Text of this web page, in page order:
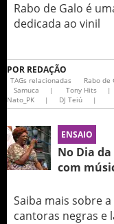
Rabo de Galo é
dedicada ao vinil
POR REDAÇÃO
TAGs relacionadas Rabo de
Samuca
| Tony Hits |
Nato_PK
| DJ Teiú |
ENSAIO
No Dia
com
Saiba mais sobre
cantoras negras e